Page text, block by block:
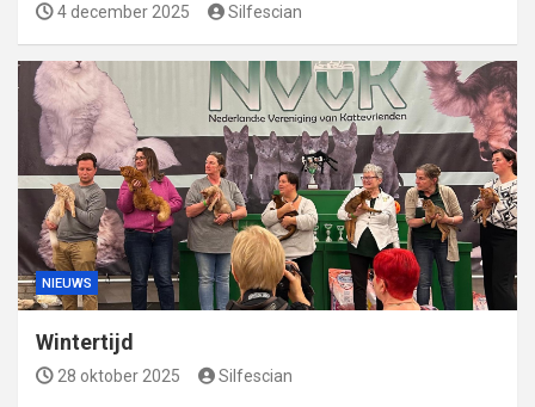
4 december 2025 Silfescian
NIEUWS
Wintertijd
28 oktober 2025 Silfescian